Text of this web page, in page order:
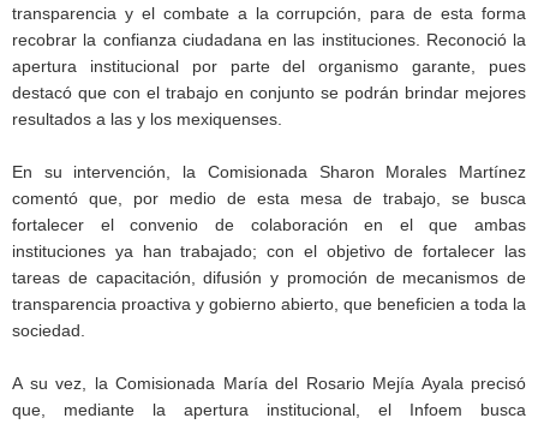
transparencia y el combate a la corrupción, para de esta forma
recobrar la confianza ciudadana en las instituciones. Reconoció la
apertura institucional por parte del organismo garante, pues
destacó que con el trabajo en conjunto se podrán brindar mejores
resultados a las y los mexiquenses.
En su intervención, la Comisionada Sharon Morales Martínez
comentó que, por medio de esta mesa de trabajo, se busca
fortalecer el convenio de colaboración en el que ambas
instituciones ya han trabajado; con el objetivo de fortalecer las
tareas de capacitación, difusión y promoción de mecanismos de
transparencia proactiva y gobierno abierto, que beneficien a toda la
sociedad.
A su vez, la Comisionada María del Rosario Mejía Ayala precisó
que, mediante la apertura institucional, el Infoem busca